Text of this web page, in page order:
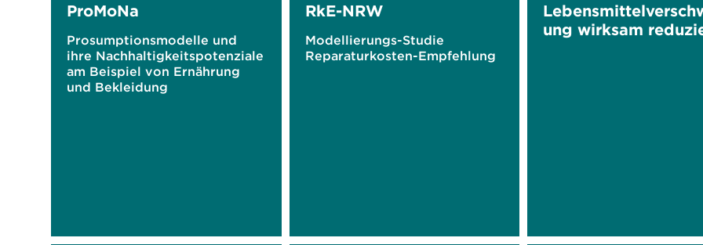
ProMoNa
Prosumptionsmodelle und
ihre Nachhaltigkeitspotenziale
am Beispiel von Ernährung
und Bekleidung
RkE-NRW
Modellierungs-Studie
Reparaturkosten-Empfehlung
ung wirksam